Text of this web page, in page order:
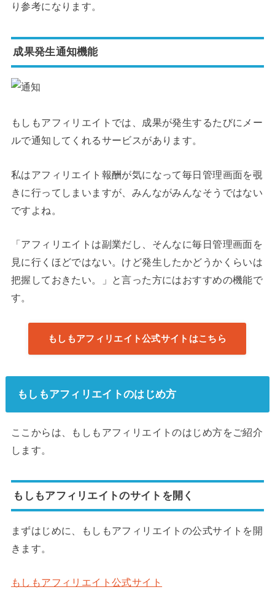
り参考になります。
成果発生通知機能
もしもアフィリエイトでは、成果が発生するたびにメー
ルで通知してくれるサービスがあります。
私はアフィリエイト報酬が気になって毎日管理画面を覗
きに行ってしまいますが、みんながみんなそうではない
ですよね。
「アフィリエイトは副業だし、そんなに毎日管理画面を
見に行くほどではない。けど発生したかどうかくらいは
把握しておきたい。」と言った方にはおすすめの機能で
す。
もしもアフィリエイト公式サイトはこちら
もしもアフィリエイトのはじめ方
ここからは、もしもアフィリエイトのはじめ方をご紹介
します。
もしもアフィリエイトのサイトを開く
まずはじめに、もしもアフィリエイトの公式サイトを開
きます。
もしもアフィリエイト公式サイト